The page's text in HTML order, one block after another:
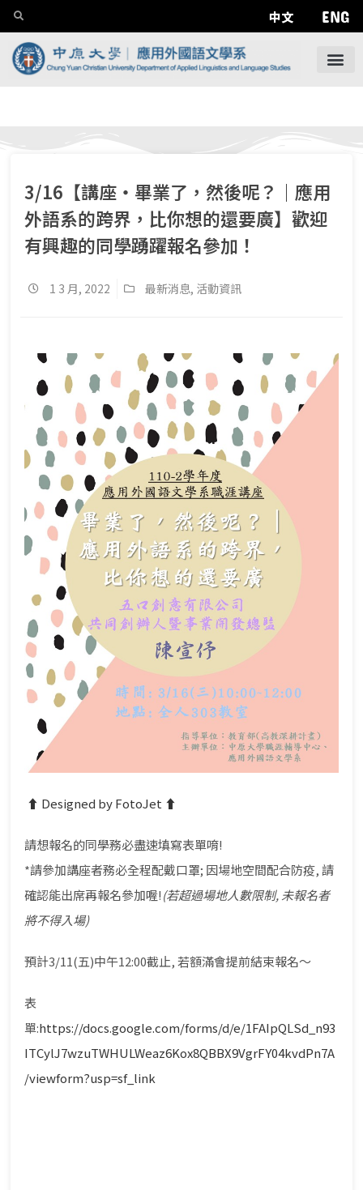
中文 ENG
3/16【講座‧畢業了，然後呢？｜應用
外語系的跨界，比你想的還要廣】歡迎
有興趣的同學踴躍報名參加！
1 3 月, 2022 最新消息, 活動資訊
⬆︎ Designed by FotoJet ⬆︎
請想報名的同學務必盡速填寫表單唷!
*請參加講座者務必全程配戴口罩; 因場地空間配合防疫, 請
確認能出席再報名參加喔!(若超過場地人數限制, 未報名者
將不得入場)
預計3/11(五)中午12:00截止, 若額滿會提前結束報名～
表
單:https://docs.google.com/forms/d/e/1FAIpQLSd_n93
ITCylJ7wzuTWHULWeaz6Kox8QBBX9VgrFY04kvdPn7A
/viewform?usp=sf_link